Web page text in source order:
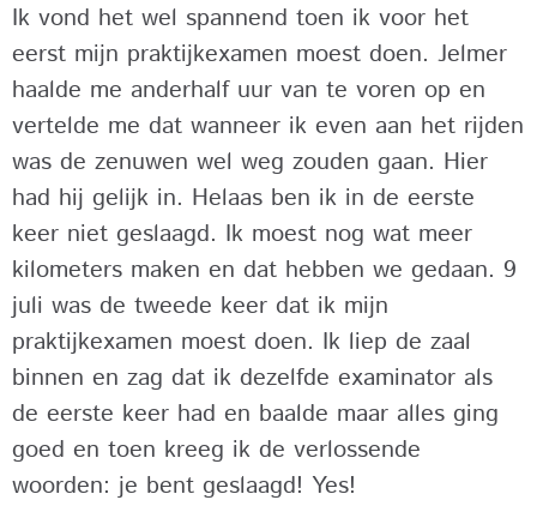
Ik vond het wel spannend toen ik voor het
eerst mijn praktijkexamen moest doen. Jelmer
haalde me anderhalf uur van te voren op en
vertelde me dat wanneer ik even aan het rijden
was de zenuwen wel weg zouden gaan. Hier
had hij gelijk in. Helaas ben ik in de eerste
keer niet geslaagd. Ik moest nog wat meer
kilometers maken en dat hebben we gedaan. 9
juli was de tweede keer dat ik mijn
praktijkexamen moest doen. Ik liep de zaal
binnen en zag dat ik dezelfde examinator als
de eerste keer had en baalde maar alles ging
goed en toen kreeg ik de verlossende
woorden: je bent geslaagd! Yes!